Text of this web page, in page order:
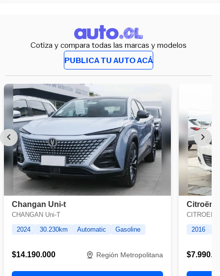
Cotiza y compara todas las marcas y modelos
PUBLICA TU AUTO ACÁ